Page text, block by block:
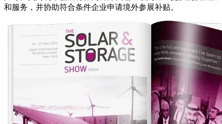
和服务，并协助符合条件企业申请境外参展补贴。